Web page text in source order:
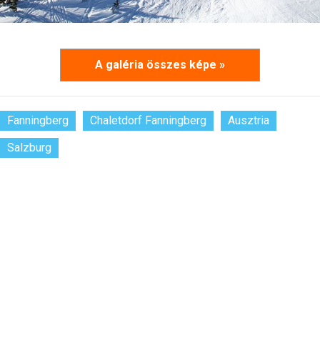
A galéria összes képe »
Fanningberg Chaletdorf Fanningberg
Ausztria
Salzburg